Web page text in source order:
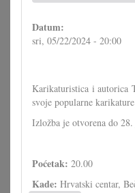
Datum:
sri, 05/22/2024 - 20:00
Karikaturistica i autorica
svoje popularne
Izložba je otvorena do
Poćetak: 20.00
Kade: Hrvatski centar,